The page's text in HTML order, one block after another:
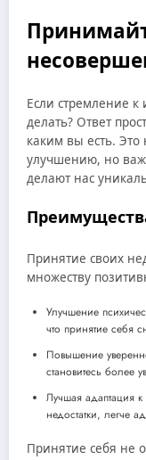
Если стремление
делать? Ответ
каким вы есть. Это
улучшению, но
делают нас
Принятие своих
множеству
Улучшение
что принятие себя
Повышение
становитесь более
Лучшая адаптация
недостатки, легче
Принятие себя не